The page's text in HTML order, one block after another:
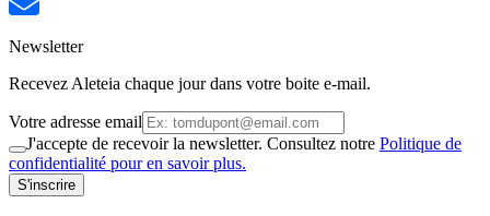
Newsletter
Recevez Aleteia chaque jour dans votre boite e-mail.
Votre adresse email
J'accepte de recevoir la newsletter. Consultez notre Politique de
confidentialité pour en savoir plus.
S'inscrire